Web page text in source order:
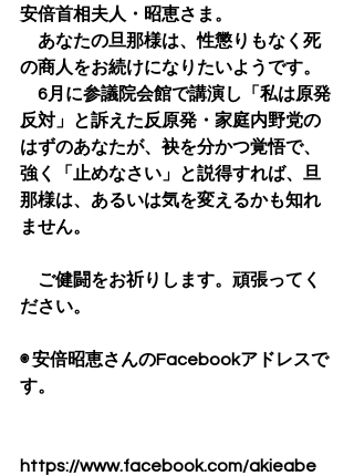
安倍首相夫人・昭恵さま。
あなたの旦那様は、性懲りもなく死
の商人をお続けになりたいようです。
6月に参議院会館で講演し「私は原発
反対」と訴えた反原発・家庭内野党の
はずのあなたが、袂を分かつ覚悟で、
強く「止めなさい」と説得すれば、旦
那様は、あるいは気を変えるかも知れ
ません。
ご健闘をお祈りします。頑張ってく
ださい。
◉ 安倍昭恵さんのFacebookアドレスで
す。
https://www.facebook.com/akieabe